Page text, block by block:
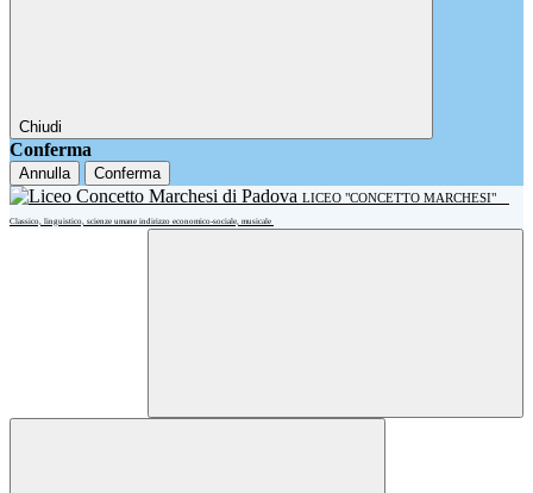
Chiudi
Conferma
Annulla Conferma
LICEO "CONCETTO MARCHESI"
Classico, linguistico, scienze umane indirizzo economico-sociale, musicale